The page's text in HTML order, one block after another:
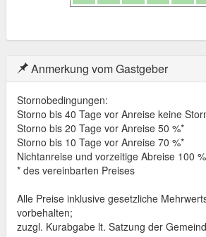
Anmerkung vom Gastgeber
Stornobedingungen:
Storno bis 40 Tage vor Anreise keine
Storno bis 20 Tage vor Anreise 50 %*
Storno bis 10 Tage vor Anreise 70 %*
Nichtanreise und vorzeitige Abreise 100
* des vereinbarten Preises
Alle Preise inklusive gesetzliche
vorbehalten;
zuzgl. Kurabgabe lt. Satzung der